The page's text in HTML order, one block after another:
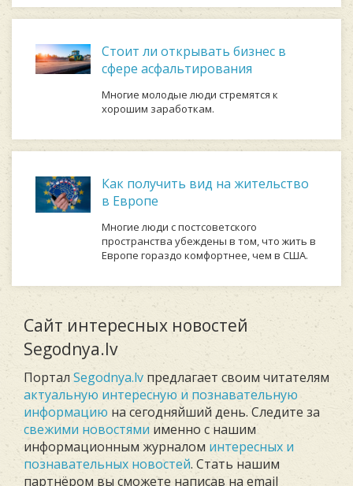
Стоит ли открывать бизнес в
сфере асфальтирования
Многие молодые люди стремятся к
хорошим заработкам.
Как получить вид на жительство
в Европе
Многие люди с постсоветского
пространства убеждены в том, что жить в
Европе гораздо комфортнее, чем в США.
Сайт интересных новостей
Segodnya.lv
Портал Segodnya.lv предлагает своим читателям
актуальную интересную и познавательную
информацию на сегодняйший день. Следите за
свежими новостями именно с нашим
информационным журналом интересных и
познавательных новостей. Стать нашим
партнёром вы сможете написав на email